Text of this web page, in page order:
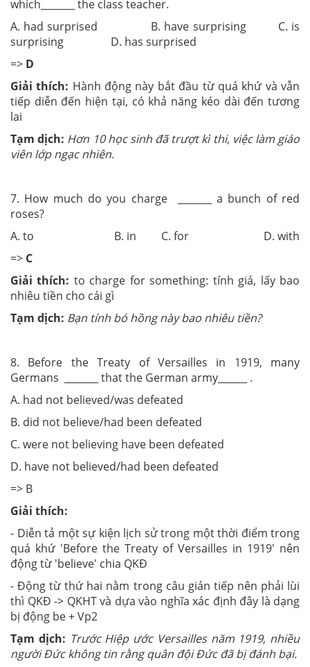
which_______ the class teacher.
A. had surprised B. have surprising C. is
surprising D. has surprised
=> D
Giải thích: Hành động này bắt đầu từ quá khứ và vẫn
tiếp diễn đến hiện tại, có khả năng kéo dài đến tương
lai
Tạm dịch: Hơn 10 học sinh đã trượt kì thi, việc làm giáo
viên lớp ngạc nhiên.
7. How much do you charge _______ a bunch of red
roses?
A. to B. in C. for D. with
=> C
Giải thích: to charge for something: tính giá, lấy bao
nhiêu tiền cho cái gì
Tạm dịch: Bạn tính bó hồng này bao nhiêu tiền?
8. Before the Treaty of Versailles in 1919, many
Germans _______ that the German army______ .
A. had not believed/was defeated
B. did not believe/had been defeated
C. were not believing have been defeated
D. have not believed/had been defeated
=> B
Giải thích:
- Diễn tả một sự kiện lịch sử trong một thời điểm trong
quá khứ 'Before the Treaty of Versailles in 1919' nên
động từ 'believe' chia QKĐ
- Động từ thứ hai nằm trong câu gián tiếp nên phải lùi
thì QKĐ -> QKHT và dựa vào nghĩa xác định đây là dạng
bị động be + Vp2
Tạm dịch: Trước Hiệp ước Versailles năm 1919, nhiều
người Đức không tin rằng quân đội Đức đã bị đánh bại.